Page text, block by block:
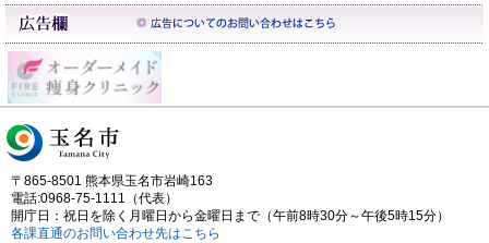
〒865-8501 熊本県玉名市岩崎163
電話:0968-75-1111（代表）
開庁日：祝日を除く月曜日から金曜日まで（午前8時30分～午後5時15分）
各課直通のお問い合わせ先はこちら